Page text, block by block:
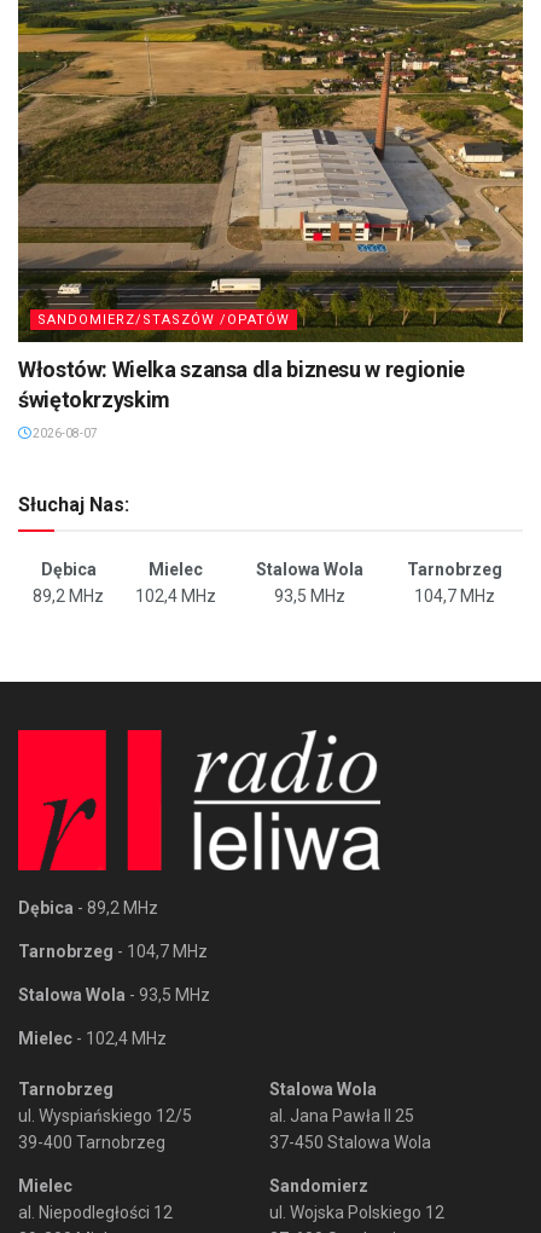
SANDOMIERZ/STASZÓW /OPATÓW
Włostów: Wielka szansa dla biznesu w regionie
świętokrzyskim
2026-08-07
Słuchaj Nas:
Dębica Mielec Stalowa Wola
Tarnobrzeg
89,2 MHz
102,4 MHz 93,5 MHz 104,7 MHz
Dębica - 89,2 MHz
Tarnobrzeg - 104,7 MHz
Stalowa Wola - 93,5 MHz
Mielec - 102,4 MHz
Tarnobrzeg
ul. Wyspiańskiego 12/5
39-400 Tarnobrzeg
Mielec
al. Niepodległości 12
Stalowa Wola
al. Jana Pawła II 25
37-450 Stalowa Wola
Sandomierz
ul. Wojska Polskiego 12